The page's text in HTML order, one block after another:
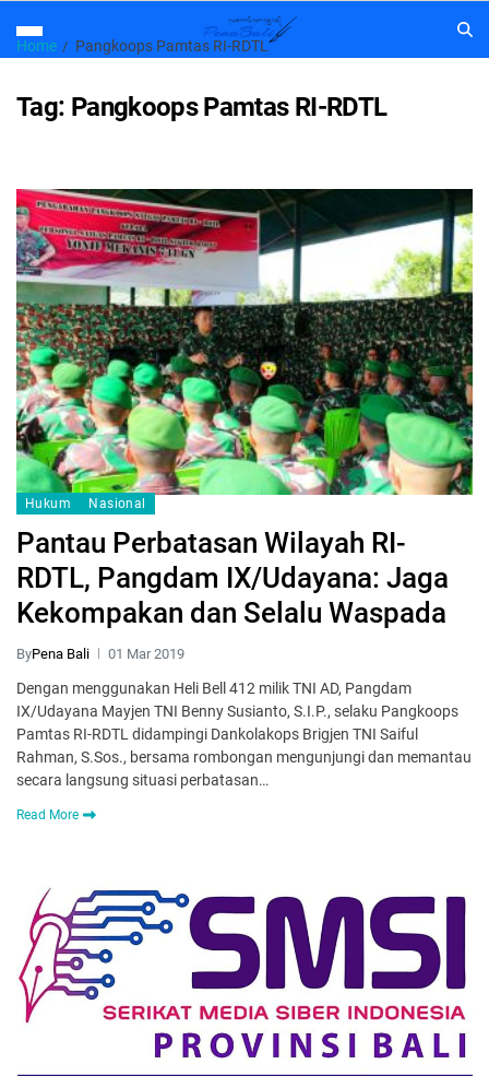
Home Pangkoops Pamtas RI-RDTL
Tag: Pangkoops Pamtas RI-RDTL
Hukum Nasional
Pantau Perbatasan Wilayah RI-
RDTL, Pangdam IX/Udayana: Jaga
Kekompakan dan Selalu Waspada
ByPena Bali 01 Mar 2019
Dengan menggunakan Heli Bell 412 milik TNI AD, Pangdam
IX/Udayana Mayjen TNI Benny Susianto, S.I.P., selaku Pangkoops
Pamtas RI-RDTL didampingi Dankolakops Brigjen TNI Saiful
Rahman, S.Sos., bersama rombongan mengunjungi dan memantau
secara langsung situasi perbatasan…
Read More